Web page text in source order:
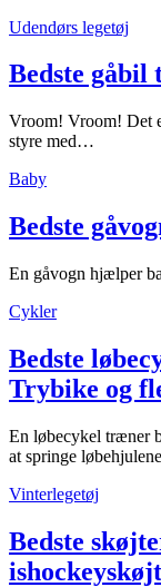
Udendørs legetøj
Bedste gåbil
Vroom! Vroom! Det
styre med…
Baby
Bedste
En gåvogn hjælper
Cykler
Bedste
Trybike og
En løbecykel træner
at springe
Vinterlegetøj
Bedste